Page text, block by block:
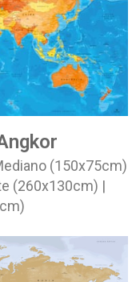
(150x75cm)
(260x130cm) |